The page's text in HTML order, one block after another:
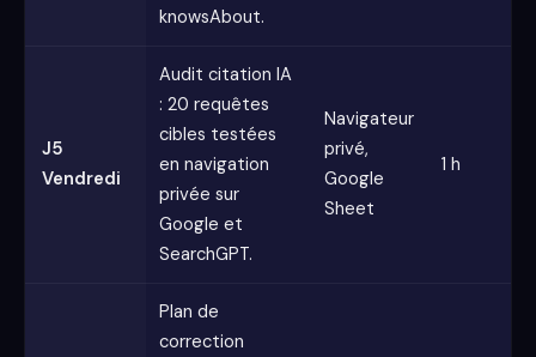
knowsAbout.
J5
Vendredi
Audit citation IA
: 20 requêtes
cibles testées
en navigation
privée sur
Google et
SearchGPT.
Navigateur
privé,
Google
Sheet
1 h
Plan de
correction